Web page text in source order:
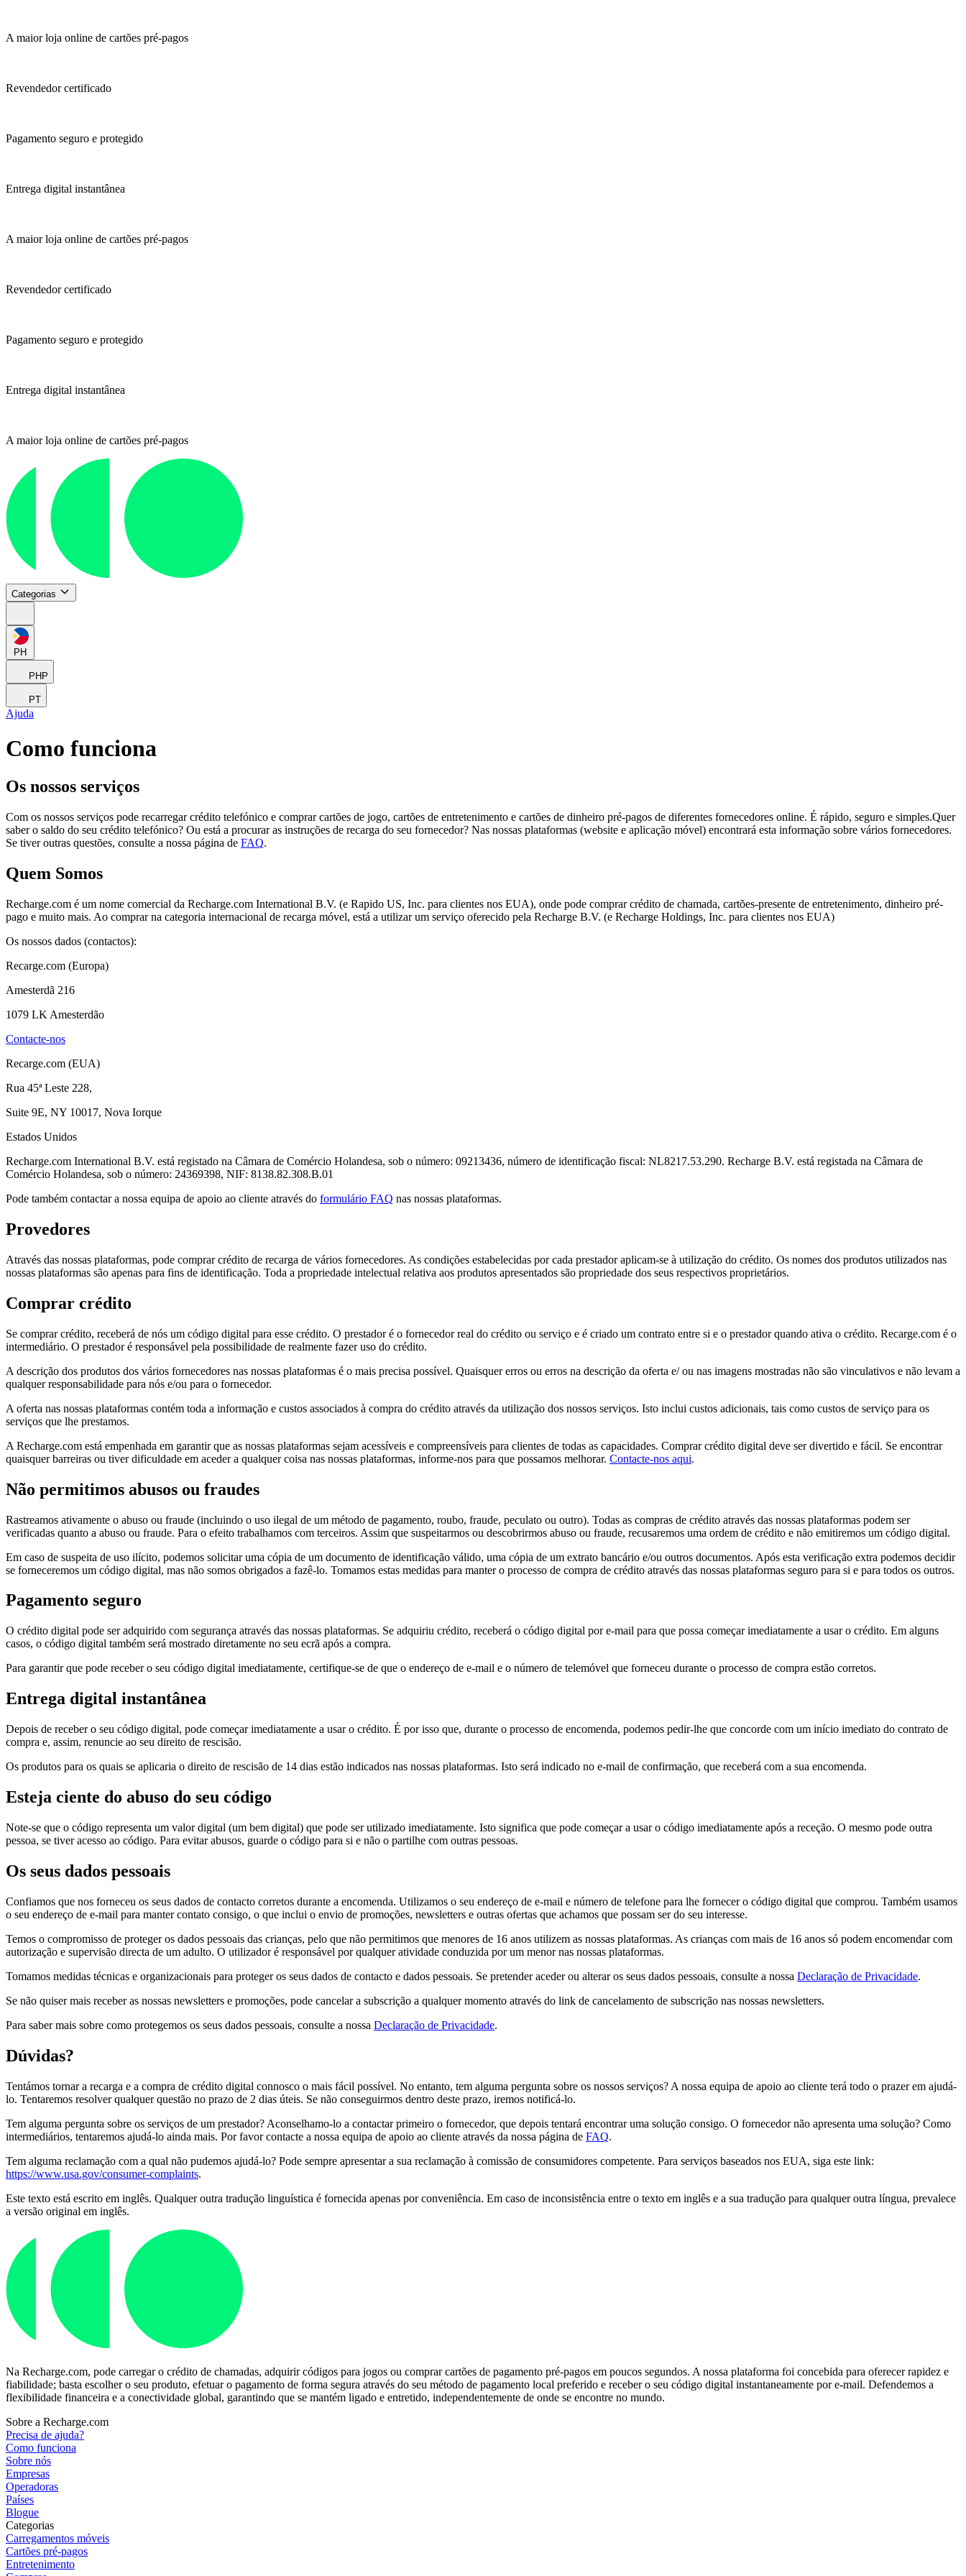
A maior loja online de cartões pré-pagos
Revendedor certificado
Pagamento seguro e protegido
Entrega digital instantânea
A maior loja online de cartões pré-pagos
Revendedor certificado
Pagamento seguro e protegido
Entrega digital instantânea
A maior loja online de cartões pré-pagos
Categorias
PH
PHP
PT
Ajuda
Como funciona
Os nossos serviços
Com os nossos serviços pode recarregar crédito telefónico e comprar cartões de jogo, cartões de entretenimento e cartões de dinheiro pré-pagos de diferentes fornecedores online. É rápido, seguro e simples.Quer
saber o saldo do seu crédito telefónico? Ou está a procurar as instruções de recarga do seu fornecedor? Nas nossas plataformas (website e aplicação móvel) encontrará esta informação sobre vários fornecedores.
Se tiver outras questões, consulte a nossa página de FAQ.
Quem Somos
Recharge.com é um nome comercial da Recharge.com International B.V. (e Rapido US, Inc. para clientes nos EUA), onde pode comprar crédito de chamada, cartões-presente de entretenimento, dinheiro pré-
pago e muito mais. Ao comprar na categoria internacional de recarga móvel, está a utilizar um serviço oferecido pela Recharge B.V. (e Recharge Holdings, Inc. para clientes nos EUA)
Os nossos dados (contactos):
Recarge.com (Europa)
Amesterdã 216
1079 LK Amesterdão
Contacte-nos
Recarge.com (EUA)
Rua 45ª Leste 228,
Suite 9E, NY 10017, Nova Iorque
Estados Unidos
Recharge.com International B.V. está registado na Câmara de Comércio Holandesa, sob o número: 09213436, número de identificação fiscal: NL8217.53.290. Recharge B.V. está registada na Câmara de
Comércio Holandesa, sob o número: 24369398, NIF: 8138.82.308.B.01
Pode também contactar a nossa equipa de apoio ao cliente através do formulário FAQ nas nossas plataformas.
Provedores
Através das nossas plataformas, pode comprar crédito de recarga de vários fornecedores. As condições estabelecidas por cada prestador aplicam-se à utilização do crédito. Os nomes dos produtos utilizados nas
nossas plataformas são apenas para fins de identificação. Toda a propriedade intelectual relativa aos produtos apresentados são propriedade dos seus respectivos proprietários.
Comprar crédito
Se comprar crédito, receberá de nós um código digital para esse crédito. O prestador é o fornecedor real do crédito ou serviço e é criado um contrato entre si e o prestador quando ativa o crédito. Recarge.com é o
intermediário. O prestador é responsável pela possibilidade de realmente fazer uso do crédito.
A descrição dos produtos dos vários fornecedores nas nossas plataformas é o mais precisa possível. Quaisquer erros ou erros na descrição da oferta e/ ou nas imagens mostradas não são vinculativos e não levam a
qualquer responsabilidade para nós e/ou para o fornecedor.
A oferta nas nossas plataformas contém toda a informação e custos associados à compra do crédito através da utilização dos nossos serviços. Isto inclui custos adicionais, tais como custos de serviço para os
serviços que lhe prestamos.
A Recharge.com está empenhada em garantir que as nossas plataformas sejam acessíveis e compreensíveis para clientes de todas as capacidades. Comprar crédito digital deve ser divertido e fácil. Se encontrar
quaisquer barreiras ou tiver dificuldade em aceder a qualquer coisa nas nossas plataformas, informe-nos para que possamos melhorar. Contacte-nos aqui.
Não permitimos abusos ou fraudes
Rastreamos ativamente o abuso ou fraude (incluindo o uso ilegal de um método de pagamento, roubo, fraude, peculato ou outro). Todas as compras de crédito através das nossas plataformas podem ser
verificadas quanto a abuso ou fraude. Para o efeito trabalhamos com terceiros. Assim que suspeitarmos ou descobrirmos abuso ou fraude, recusaremos uma ordem de crédito e não emitiremos um código digital.
Em caso de suspeita de uso ilícito, podemos solicitar uma cópia de um documento de identificação válido, uma cópia de um extrato bancário e/ou outros documentos. Após esta verificação extra podemos decidir
se forneceremos um código digital, mas não somos obrigados a fazê-lo. Tomamos estas medidas para manter o processo de compra de crédito através das nossas plataformas seguro para si e para todos os outros.
Pagamento seguro
O crédito digital pode ser adquirido com segurança através das nossas plataformas. Se adquiriu crédito, receberá o código digital por e-mail para que possa começar imediatamente a usar o crédito. Em alguns
casos, o código digital também será mostrado diretamente no seu ecrã após a compra.
Para garantir que pode receber o seu código digital imediatamente, certifique-se de que o endereço de e-mail e o número de telemóvel que forneceu durante o processo de compra estão corretos.
Entrega digital instantânea
Depois de receber o seu código digital, pode começar imediatamente a usar o crédito. É por isso que, durante o processo de encomenda, podemos pedir-lhe que concorde com um início imediato do contrato de
compra e, assim, renuncie ao seu direito de rescisão.
Os produtos para os quais se aplicaria o direito de rescisão de 14 dias estão indicados nas nossas plataformas. Isto será indicado no e-mail de confirmação, que receberá com a sua encomenda.
Esteja ciente do abuso do seu código
Note-se que o código representa um valor digital (um bem digital) que pode ser utilizado imediatamente. Isto significa que pode começar a usar o código imediatamente após a receção. O mesmo pode outra
pessoa, se tiver acesso ao código. Para evitar abusos, guarde o código para si e não o partilhe com outras pessoas.
Os seus dados pessoais
Confiamos que nos forneceu os seus dados de contacto corretos durante a encomenda. Utilizamos o seu endereço de e-mail e número de telefone para lhe fornecer o código digital que comprou. Também usamos
o seu endereço de e-mail para manter contato consigo, o que inclui o envio de promoções, newsletters e outras ofertas que achamos que possam ser do seu interesse.
Temos o compromisso de proteger os dados pessoais das crianças, pelo que não permitimos que menores de 16 anos utilizem as nossas plataformas. As crianças com mais de 16 anos só podem encomendar com
autorização e supervisão directa de um adulto. O utilizador é responsável por qualquer atividade conduzida por um menor nas nossas plataformas.
Tomamos medidas técnicas e organizacionais para proteger os seus dados de contacto e dados pessoais. Se pretender aceder ou alterar os seus dados pessoais, consulte a nossa Declaração de Privacidade.
Se não quiser mais receber as nossas newsletters e promoções, pode cancelar a subscrição a qualquer momento através do link de cancelamento de subscrição nas nossas newsletters.
Para saber mais sobre como protegemos os seus dados pessoais, consulte a nossa Declaração de Privacidade.
Dúvidas?
Tentámos tornar a recarga e a compra de crédito digital connosco o mais fácil possível. No entanto, tem alguma pergunta sobre os nossos serviços? A nossa equipa de apoio ao cliente terá todo o prazer em ajudá-
lo. Tentaremos resolver qualquer questão no prazo de 2 dias úteis. Se não conseguirmos dentro deste prazo, iremos notificá-lo.
Tem alguma pergunta sobre os serviços de um prestador? Aconselhamo-lo a contactar primeiro o fornecedor, que depois tentará encontrar uma solução consigo. O fornecedor não apresenta uma solução? Como
intermediários, tentaremos ajudá-lo ainda mais. Por favor contacte a nossa equipa de apoio ao cliente através da nossa página de FAQ.
Tem alguma reclamação com a qual não pudemos ajudá-lo? Pode sempre apresentar a sua reclamação à comissão de consumidores competente. Para serviços baseados nos EUA, siga este link:
https://www.usa.gov/consumer-complaints.
Este texto está escrito em inglês. Qualquer outra tradução linguística é fornecida apenas por conveniência. Em caso de inconsistência entre o texto em inglês e a sua tradução para qualquer outra língua, prevalece
a versão original em inglês.
Na Recharge.com, pode carregar o crédito de chamadas, adquirir códigos para jogos ou comprar cartões de pagamento pré-pagos em poucos segundos. A nossa plataforma foi concebida para oferecer rapidez e
fiabilidade; basta escolher o seu produto, efetuar o pagamento de forma segura através do seu método de pagamento local preferido e receber o seu código digital instantaneamente por e-mail. Defendemos a
flexibilidade financeira e a conectividade global, garantindo que se mantém ligado e entretido, independentemente de onde se encontre no mundo.
Sobre a Recharge.com
Precisa de ajuda?
Como funciona
Sobre nós
Empresas
Operadoras
Países
Blogue
Categorias
Carregamentos móveis
Cartões pré-pagos
Entretenimento